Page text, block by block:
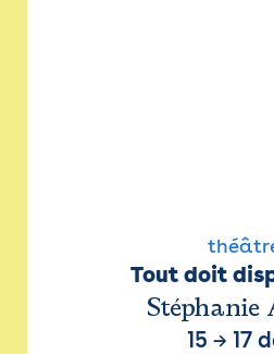
Tout doit
15 → 17